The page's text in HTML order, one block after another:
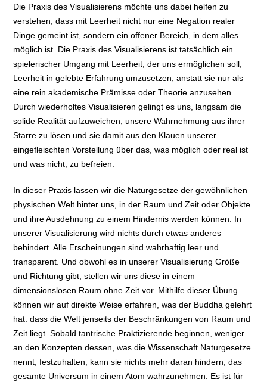
Die Praxis des Visualisierens möchte uns dabei helfen zu
verstehen, dass mit Leerheit nicht nur eine Negation realer
Dinge gemeint ist, sondern ein offener Bereich, in dem alles
möglich ist. Die Praxis des Visualisierens ist tatsächlich ein
spielerischer Umgang mit Leerheit, der uns ermöglichen soll,
Leerheit in gelebte Erfahrung umzusetzen, anstatt sie nur als
eine rein akademische Prämisse oder Theorie anzusehen.
Durch wiederholtes Visualisieren gelingt es uns, langsam die
solide Realität aufzuweichen, unsere Wahrnehmung aus ihrer
Starre zu lösen und sie damit aus den Klauen unserer
eingefleischten Vorstellung über das, was möglich oder real ist
und was nicht, zu befreien.
In dieser Praxis lassen wir die Naturgesetze der gewöhnlichen
physischen Welt hinter uns, in der Raum und Zeit oder Objekte
und ihre Ausdehnung zu einem Hindernis werden können. In
unserer Visualisierung wird nichts durch etwas anderes
behindert. Alle Erscheinungen sind wahrhaftig leer und
transparent. Und obwohl es in unserer Visualisierung Größe
und Richtung gibt, stellen wir uns diese in einem
dimensionslosen Raum ohne Zeit vor. Mithilfe dieser Übung
können wir auf direkte Weise erfahren, was der Buddha gelehrt
hat: dass die Welt jenseits der Beschränkungen von Raum und
Zeit liegt. Sobald tantrische Praktizierende beginnen, weniger
an den Konzepten dessen, was die Wissenschaft Naturgesetze
nennt, festzuhalten, kann sie nichts mehr daran hindern, das
gesamte Universum in einem Atom wahrzunehmen. Es ist für